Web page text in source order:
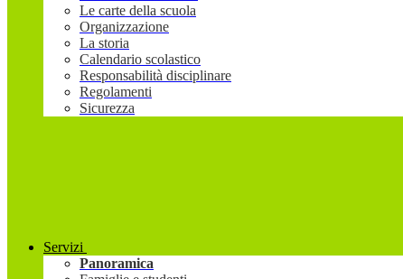
Le carte della scuola
Organizzazione
La storia
Calendario scolastico
Responsabilità disciplinare
Regolamenti
Sicurezza
Servizi
Panoramica